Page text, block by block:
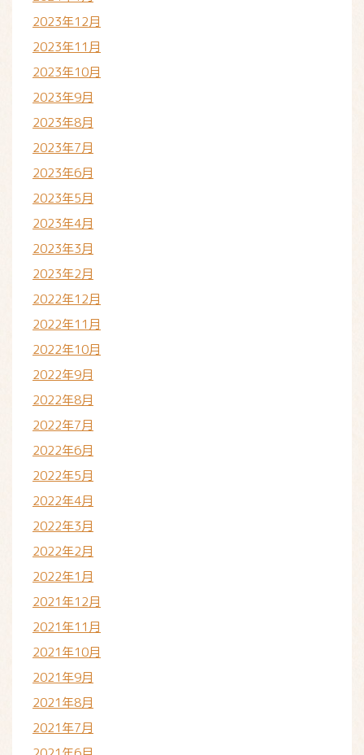
2023年12月
2023年11月
2023年10月
2023年9月
2023年8月
2023年7月
2023年6月
2023年5月
2023年4月
2023年3月
2023年2月
2022年12月
2022年11月
2022年10月
2022年9月
2022年8月
2022年7月
2022年6月
2022年5月
2022年4月
2022年3月
2022年2月
2022年1月
2021年12月
2021年11月
2021年10月
2021年9月
2021年8月
2021年7月